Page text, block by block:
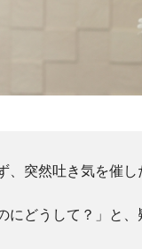
、突然吐き気を催し
にどうして？」と